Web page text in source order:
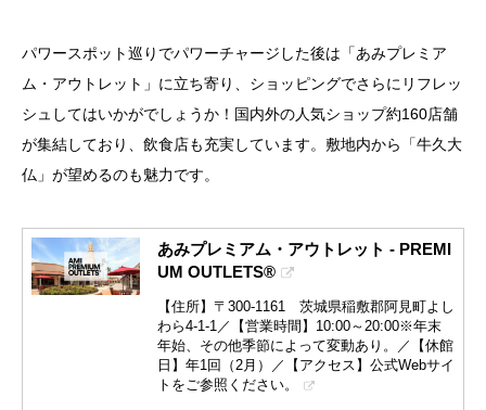
パワースポット巡りでパワーチャージした後は「あみプレミア
ム・アウトレット」に立ち寄り、ショッピングでさらにリフレッ
シュしてはいかがでしょうか！国内外の人気ショップ約160店舗
が集結しており、飲食店も充実しています。敷地内から「牛久大
仏」が望めるのも魅力です。
あみプレミアム・アウトレット - PREMI
UM OUTLETS®
【住所】〒300-1161 茨城県稲敷郡阿見町よし
わら4-1-1／【営業時間】10:00～20:00※年末
年始、その他季節によって変動あり。／【休館
日】年1回（2月）／【アクセス】公式Webサイ
トをご参照ください。